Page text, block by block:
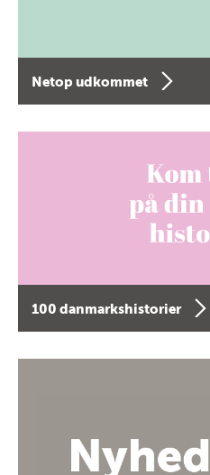
Netop udkommet
100 danmarkshistorier